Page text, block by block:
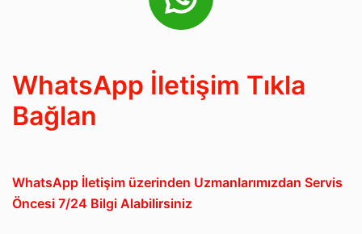
WhatsApp İletişim Tıkla
Bağlan
WhatsApp İletişim üzerinden Uzmanlarımızdan Servis
Öncesi 7/24 Bilgi Alabilirsiniz